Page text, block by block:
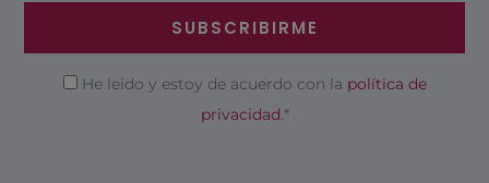
PrivacidadHe leído y estoy de acuerdo con la política de
privacidad.*
SUBSCRIBIRME